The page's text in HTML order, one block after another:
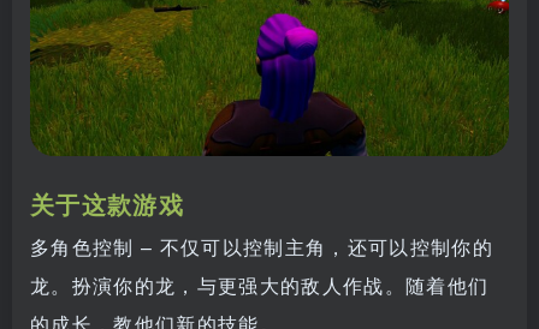
关于这款游戏
多角色控制 – 不仅可以控制主角，还可以控制你的
龙。扮演你的龙，与更强大的敌人作战。随着他们